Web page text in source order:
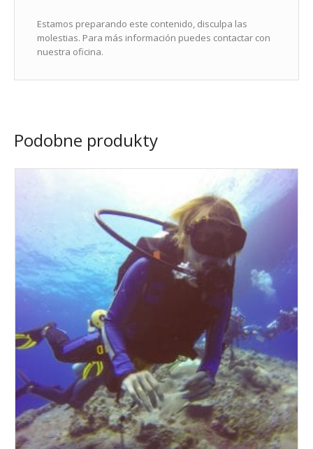
Estamos preparando este contenido, disculpa las
molestias. Para más información puedes contactar con
nuestra oficina.
Podobne produkty